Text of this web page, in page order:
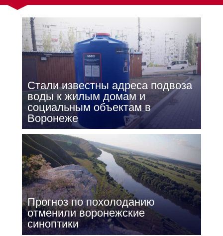
Стали известны адреса подвоза
воды к жилым домам и
социальным объектам в
Воронеже
Прогноз по похолоданию
отменили воронежские
синоптики